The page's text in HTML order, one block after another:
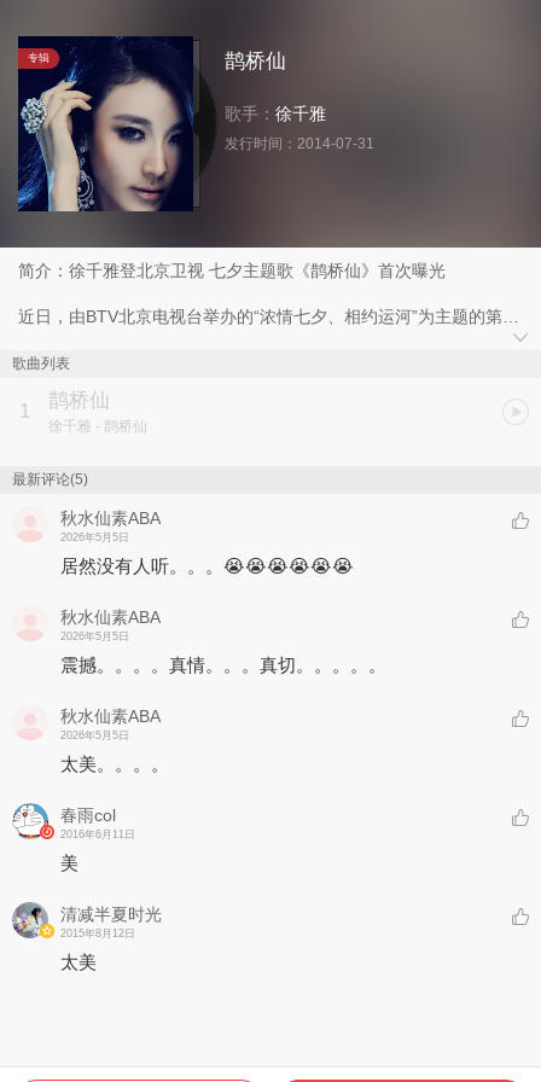
专辑 鹊桥仙
歌手： 徐千雅
发行时间： 2014-07-31
简介：徐千雅登北京卫视 七夕主题歌《鹊桥仙》首次曝光
近日，由BTV北京电视台举办的“浓情七夕、相约运河”为主题的第二
届七夕文化节在北京通州开幕。老艺术家蒋大为、李谷一、著名歌手
成方圆、毛宁、杨钰莹、陈明、影视剧演员张凯丽、张光北夫妇等众
提的是，著名歌手徐千雅现场首唱本届七夕活动主题歌《鹊桥仙》，
为本次七夕文化节拉开了完美的序幕。
本届“北京七夕文化节”将举办 “七夕歌会”、“婚礼文化秀”、“鹊桥相
板块，22项子活动。据歌会节目组介绍，为了继承与创新、而且更能
契合本次活动的主题，节目组也特别邀请到著名音乐制作人何沐阳来
为本次活动创作主题歌。据何沐阳介绍:“《鹊桥仙》是一首经久流传
旋律和古代对话，非常有意思，有一种穿越的感觉，我希望用唯美的
旋律把这首词的意境表现出来，让他在中国人的心里更长久不息。徐
千雅表示：“我在演唱这首歌的时候，非常有画面感，也为牛郎织女
据悉，本次歌会将于七夕节在北京卫视播出，据徐千雅经纪公司唱高
文化介绍，徐千雅也将参加中央电视台综艺频道和音乐频道的两场七
夕特别节目的直播，分别演唱《天下有情人》、《燃烧爱》、《跟你
歌曲列表
1 鹊桥仙
徐千雅 - 鹊桥仙
最新评论(5)
秋水仙素ABA
2026年5月5日
居然没有人听。。。😭😭😭😭😭😭
秋水仙素ABA
2026年5月5日
震撼。。。。真情。。。真切。。。。。
秋水仙素ABA
2026年5月5日
太美。。。。
春雨col
2016年6月11日
美
清减半夏时光
2015年8月12日
太美